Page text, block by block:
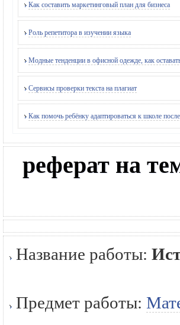
Как составить маркетинговый план для бизнеса
Роль репетитора в изучении языка
Модные тенденции в офисной одежде, как
Сервисы проверки текста на плагиат
Как помочь ребёнку адаптироваться к школе
реферат на
Название работы:
Предмет работы: